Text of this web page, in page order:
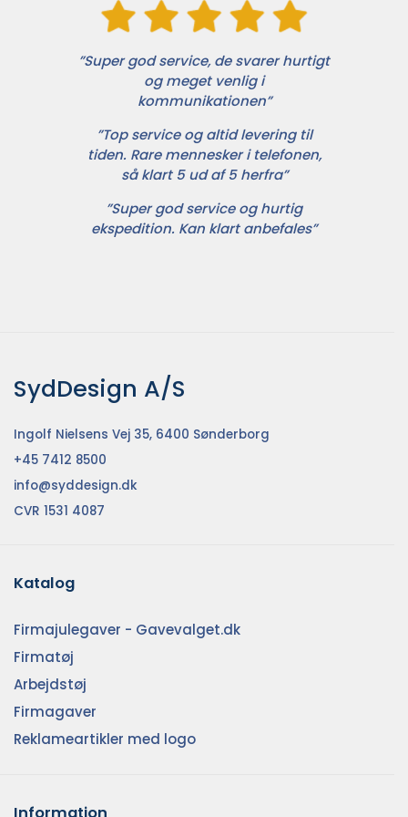
”Super god service, de svarer hurtigt
og meget venlig i
kommunikationen”
”Top service og altid levering til
tiden. Rare mennesker i telefonen,
så klart 5 ud af 5 herfra”
”Super god service og hurtig
ekspedition. Kan klart anbefales”
SydDesign A/S
Ingolf Nielsens Vej 35, 6400 Sønderborg
+45 7412 8500
info@syddesign.dk
CVR 1531 4087
Katalog
Firmajulegaver - Gavevalget.dk
Firmatøj
Arbejdstøj
Firmagaver
Reklameartikler med logo
Information